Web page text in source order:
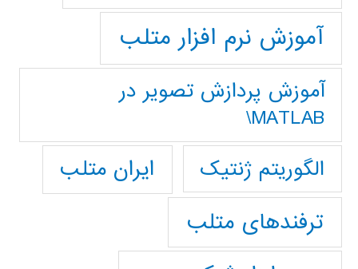
آموزش نرم افزار متلب
آموزش پردازش تصوير در
MATLAB\
الگوریتم ژنتیک
ایران متلب
ترفندهای متلب